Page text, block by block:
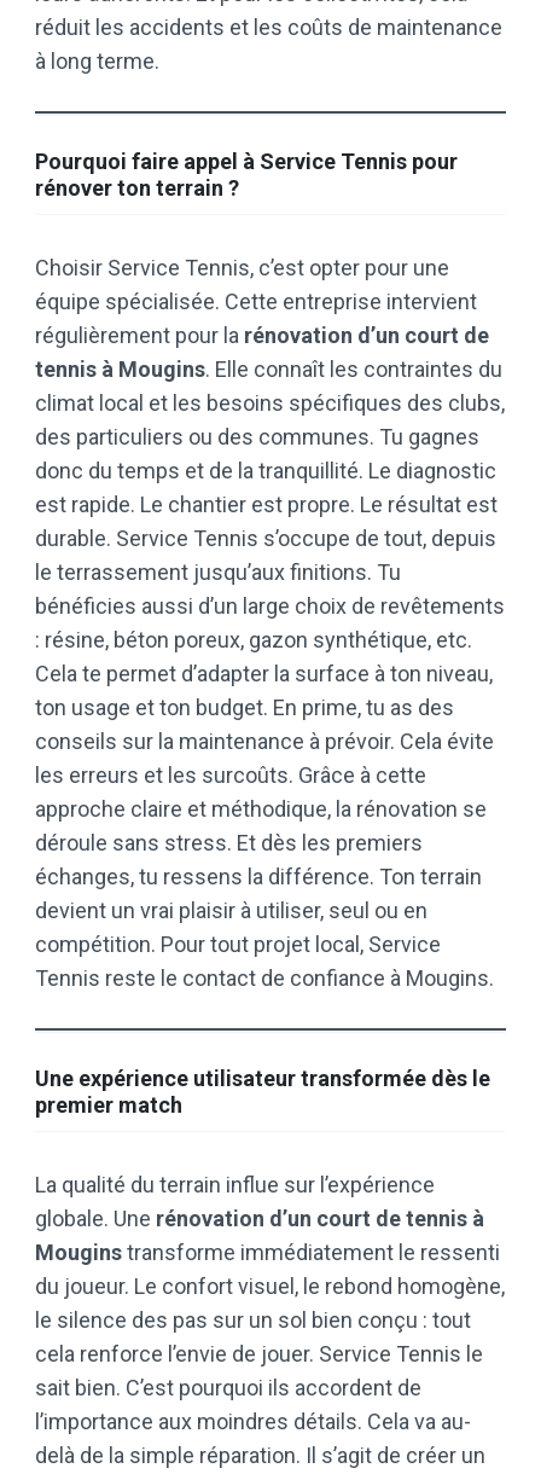
réduit les accidents et les coûts de maintenance
à long terme.
Pourquoi faire appel à Service Tennis pour
rénover ton terrain ?
Choisir Service Tennis, c’est opter pour une
équipe spécialisée. Cette entreprise intervient
régulièrement pour la rénovation d’un court de
tennis à Mougins. Elle connaît les contraintes du
climat local et les besoins spécifiques des clubs,
des particuliers ou des communes. Tu gagnes
donc du temps et de la tranquillité. Le diagnostic
est rapide. Le chantier est propre. Le résultat est
durable. Service Tennis s’occupe de tout, depuis
le terrassement jusqu’aux finitions. Tu
bénéficies aussi d’un large choix de revêtements
: résine, béton poreux, gazon synthétique, etc.
Cela te permet d’adapter la surface à ton niveau,
ton usage et ton budget. En prime, tu as des
conseils sur la maintenance à prévoir. Cela évite
les erreurs et les surcoûts. Grâce à cette
approche claire et méthodique, la rénovation se
déroule sans stress. Et dès les premiers
échanges, tu ressens la différence. Ton terrain
devient un vrai plaisir à utiliser, seul ou en
compétition. Pour tout projet local, Service
Tennis reste le contact de confiance à Mougins.
Une expérience utilisateur transformée dès le
premier match
La qualité du terrain influe sur l’expérience
globale. Une rénovation d’un court de tennis à
Mouginstransforme immédiatement le ressenti
du joueur. Le confort visuel, le rebond homogène,
le silence des pas sur un sol bien conçu : tout
cela renforce l’envie de jouer. Service Tennis le
sait bien. C’est pourquoi ils accordent de
l’importance aux moindres détails. Cela va au-
delà de la simple réparation. Il s’agit de créer un